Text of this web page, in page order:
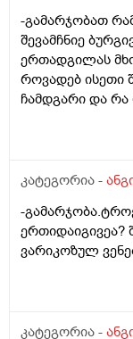
დაავადება
გამოსხივების
-გამარჯობათ
შევამჩნიე
ერთადგილას
როვადებ ისეთი
ჩამდგარი და რა
კატეგორია -
-
ერთიდაიგივეა?
ვარიკოზულ
კატეგორია -